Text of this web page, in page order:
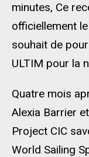
minutes, Ce
officiellement
souhait de
ULTIM pour la
Quatre mois
Alexia Barrier
Project CIC
World Sailing